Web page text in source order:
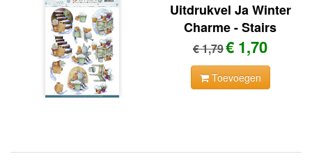
Uitdrukvel Ja Winter
Charme - Stairs
€ 1,79€ 1,70
Toevoegen